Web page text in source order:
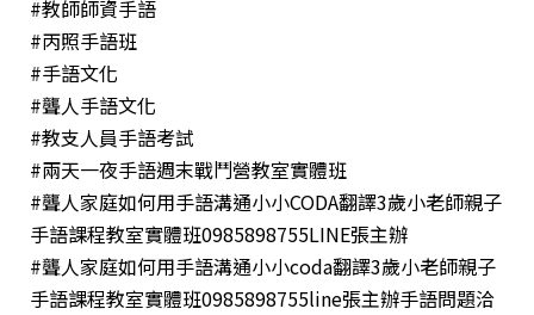
#教師師資手語
#丙照手語班
#手語文化
#聾人手語文化
#教支人員手語考試
#兩天一夜手語週末戰鬥營教室實體班
#聾人家庭如何用手語溝通小小CODA翻譯3歲小老師親子
手語課程教室實體班0985898755LINE張主辦
#聾人家庭如何用手語溝通小小coda翻譯3歲小老師親子
手語課程教室實體班0985898755line張主辦手語問題洽